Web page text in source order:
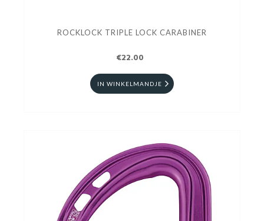
ROCKLOCK TRIPLE LOCK CARABINER
€22.00
IN WINKELMANDJE